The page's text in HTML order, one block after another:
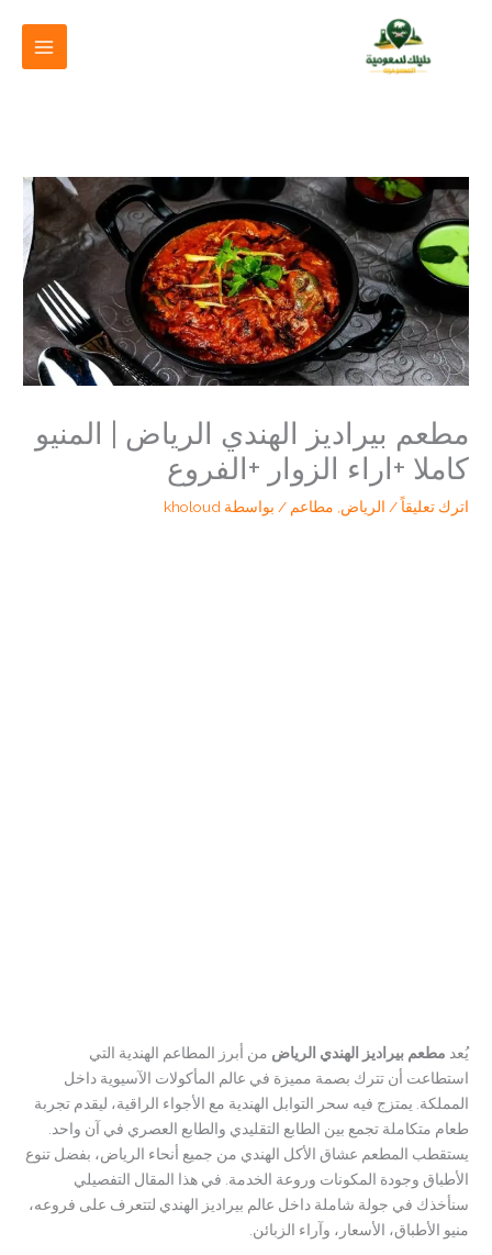
مطعم بيراديز الهندي الرياض | المنيو
كاملا +اراء الزوار +الفروع
اترك تعليقاً / الرياض, مطاعم / بواسطة kholoud
يُعد مطعم بيراديز الهندي الرياض من أبرز المطاعم الهندية التي
استطاعت أن تترك بصمة مميزة في عالم المأكولات الآسيوية داخل
المملكة. يمتزج فيه سحر التوابل الهندية مع الأجواء الراقية، ليقدم تجربة
طعام متكاملة تجمع بين الطابع التقليدي والطابع العصري في آن واحد.
يستقطب المطعم عشاق الأكل الهندي من جميع أنحاء الرياض، بفضل تنوع
الأطباق وجودة المكونات وروعة الخدمة. في هذا المقال التفصيلي
سنأخذك في جولة شاملة داخل عالم بيراديز الهندي لتتعرف على فروعه،
منيو الأطباق، الأسعار، وآراء الزبائن.